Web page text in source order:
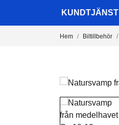
KUNDTJÄNST
Hem Biltillbehör